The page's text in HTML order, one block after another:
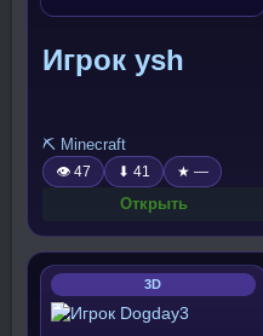
Игрок ysh
⛏️ Minecraft
👁 47 ⬇ 41 ★ —
Открыть
3D